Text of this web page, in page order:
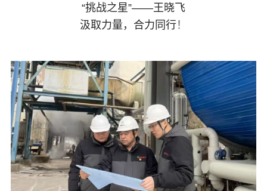
“挑战之星”——王晓飞
汲取力量，合力同行！